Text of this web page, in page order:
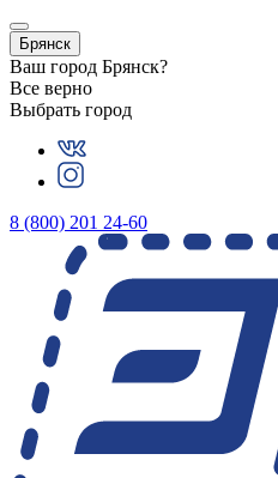
Брянск
Ваш город Брянск?
Все верно
Выбрать город
8 (800) 201 24-60